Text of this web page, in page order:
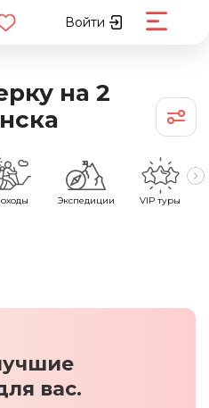
Войти
на 2
Экспедиции VIP туры
вас.